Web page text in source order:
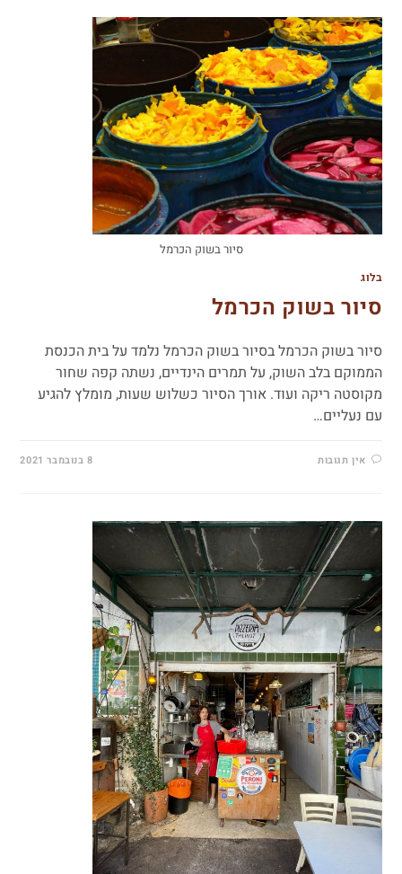
סיור בשוק הכרמל
בלוג
סיור בשוק הכרמל
סיור בשוק הכרמל בסיור בשוק הכרמל נלמד על בית הכנסת
הממוקם בלב השוק, על תמרים הינדיים, נשתה קפה שחור
מקוסטה ריקה ועוד. אורך הסיור כשלוש שעות, מומלץ להגיע
עם נעליים…
אין תגובות 8 בנובמבר 2021